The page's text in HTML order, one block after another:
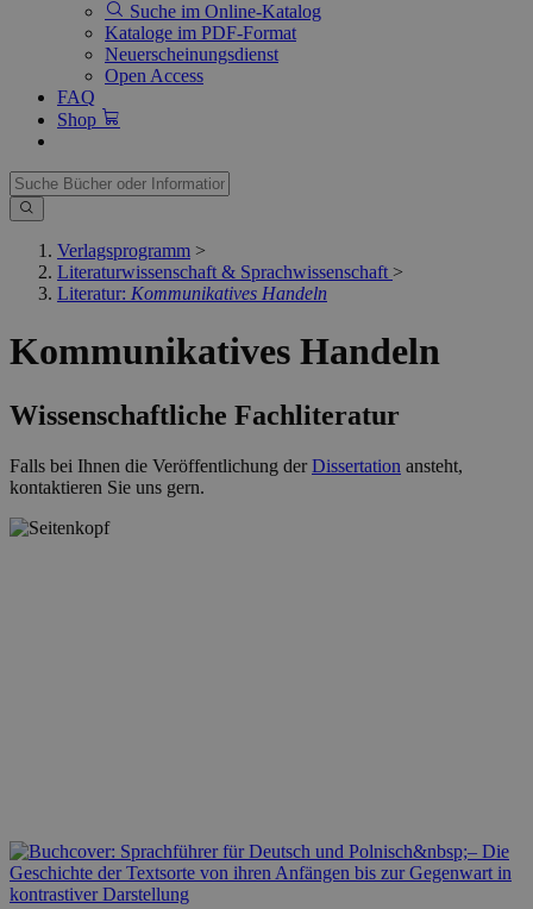
Suche im Online-Katalog
Kataloge im PDF-Format
Neuerscheinungsdienst
Open Access
FAQ
Shop
Verlagsprogramm >
Literaturwissenschaft & Sprachwissenschaft >
Literatur: Kommunikatives Handeln
Kommunikatives Handeln
Wissenschaftliche Fachliteratur
Falls bei Ihnen die Veröffentlichung derDissertation ansteht,
kontaktieren Sie uns gern.